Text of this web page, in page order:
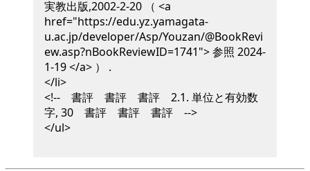
実教出版,2002-2-20 （ <a
href="https://edu.yz.yamagata-
u.ac.jp/developer/Asp/Youzan/@BookRevi
ew.asp?nBookReviewID=1741"> 参照 2024-
1-19 </a> ） .
</li>
<!-- 書評 書評 書評 2.1. 単位と有効数
字, 30 書評 書評 書評 -->
</ul>